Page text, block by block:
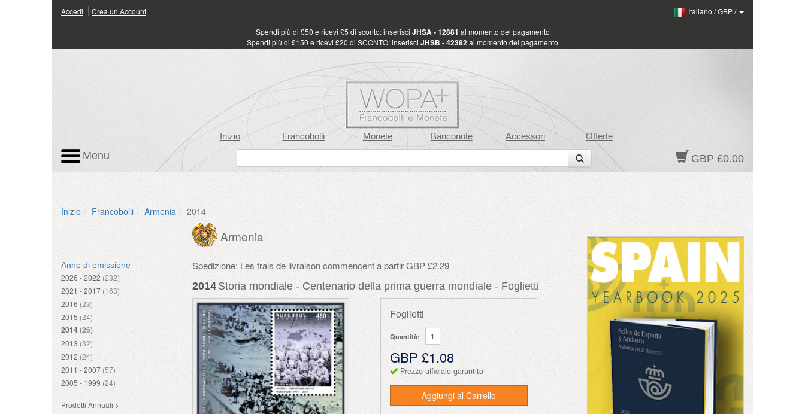
Accedi Crea un Account Italiano /GBP/
Spendi più di £50 e ricevi £5 di sconto: inserisci JHSA - 12881 al momento del pagamento
Spendi più di £150 e ricevi £20 di SCONTO: inserisci JHSB - 42382al momento del pagamento
Inizio Francobolli Monete Banconote Accessori Offerte
GBP £0.00
Menu
Inizio Francobolli Armenia 2014
Anno di emissione
2026 - 2022 (232)
2021 - 2017 (163)
2016 (23)
2015 (24)
2014(26)
2013 (32)
2012 (24)
2011 - 2007 (57)
2005 - 1999 (24)
Prodotti Annuali >
Armenia
Spedizione: Les frais de livraison commencent à partir GBP £2.29
2014 Storia mondiale - Centenario della prima guerra mondiale - Foglietti
Foglietti
Quantità:
GBP £1.08
Prezzo ufficiale garantito
Aggiungi al Carrello